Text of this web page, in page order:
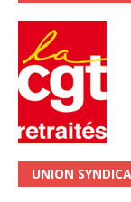
UNION